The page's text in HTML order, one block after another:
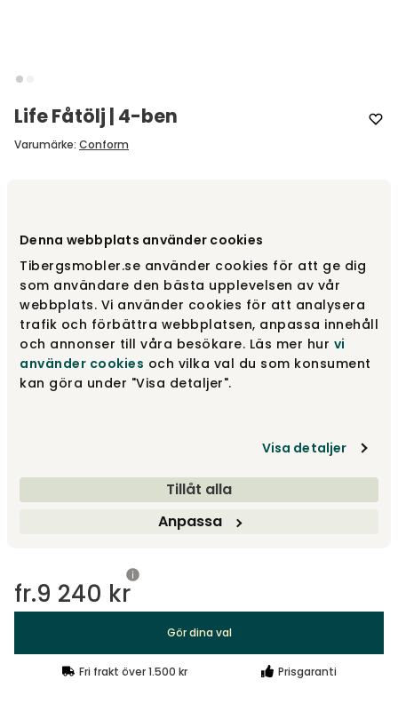
Denna webbplats använder cookies
Tibergsmobler.se använder cookies för att ge dig
som användare den bästa upplevelsen av vår
webbplats. Vi använder cookies för att analysera
trafik och förbättra webbplatsen, anpassa innehåll
och annonser till våra besökare. Läs mer hur vi
använder cookies och vilka val du som konsument
kan göra under "Visa detaljer".
Visa detaljer
Tillåt alla
Anpassa
Life Fåtölj | 4-ben
Varumärke: Conform
4-ben
Snurrfot fr.9 630 kr
fr.9 240 kr
Gör dina val
Fri frakt över 1.500 kr Prisgaranti